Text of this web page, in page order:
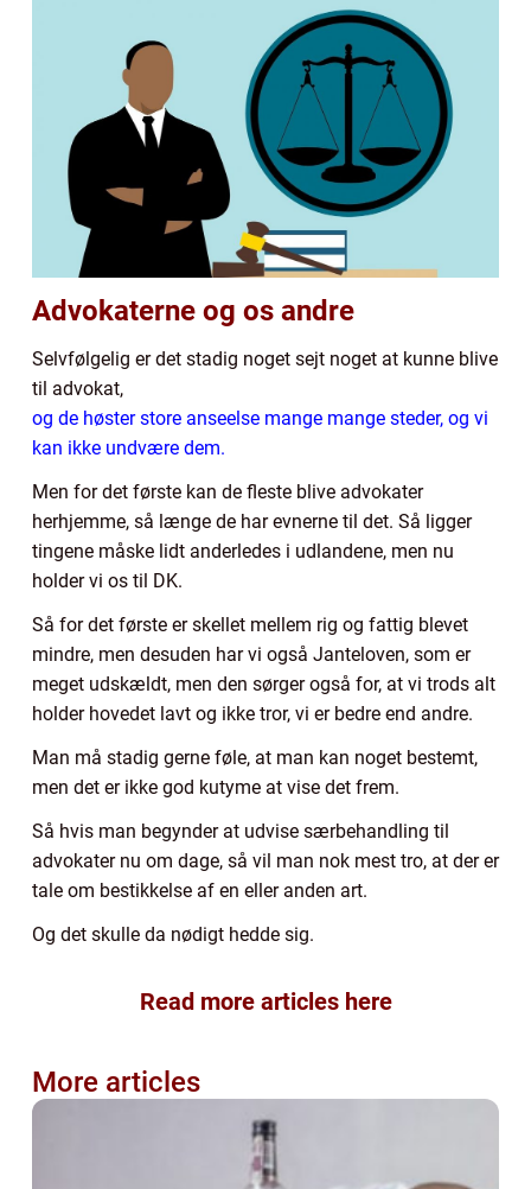
Advokaterne og os andre
Selvfølgelig er det stadig noget sejt noget at kunne blive
til advokat,
og de høster store anseelse mange mange steder, og vi
kan ikke undvære dem.
Men for det første kan de fleste blive advokater
herhjemme, så længe de har evnerne til det. Så ligger
tingene måske lidt anderledes i udlandene, men nu
holder vi os til DK.
Så for det første er skellet mellem rig og fattig blevet
mindre, men desuden har vi også Janteloven, som er
meget udskældt, men den sørger også for, at vi trods alt
holder hovedet lavt og ikke tror, vi er bedre end andre.
Man må stadig gerne føle, at man kan noget bestemt,
men det er ikke god kutyme at vise det frem.
Så hvis man begynder at udvise særbehandling til
advokater nu om dage, så vil man nok mest tro, at der er
tale om bestikkelse af en eller anden art.
Og det skulle da nødigt hedde sig.
Read more articles here
More articles